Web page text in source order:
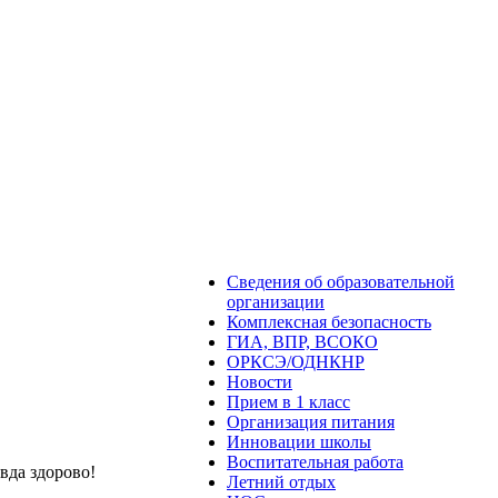
здорово!
Сведения об образовательной
организации
Комплексная безопасность
ГИА, ВПР, ВСОКО
ОРКСЭ/ОДНКНР
Новости
Прием в 1 класс
Организация питания
Инновации школы
Воспитательная работа
Летний отдых